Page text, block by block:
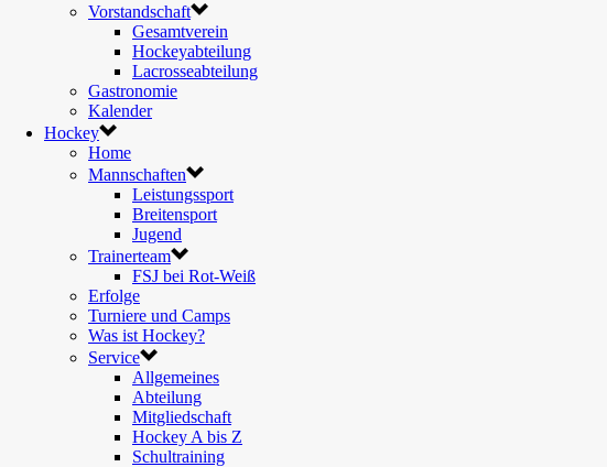
Vorstandschaft
Gesamtverein
Hockeyabteilung
Lacrosseabteilung
Gastronomie
Kalender
Hockey
Home
Mannschaften
Leistungssport
Breitensport
Jugend
Trainerteam
FSJ bei Rot-Weiß
Erfolge
Turniere und Camps
Was ist Hockey?
Service
Allgemeines
Abteilung
Mitgliedschaft
Hockey A bis Z
Schultraining